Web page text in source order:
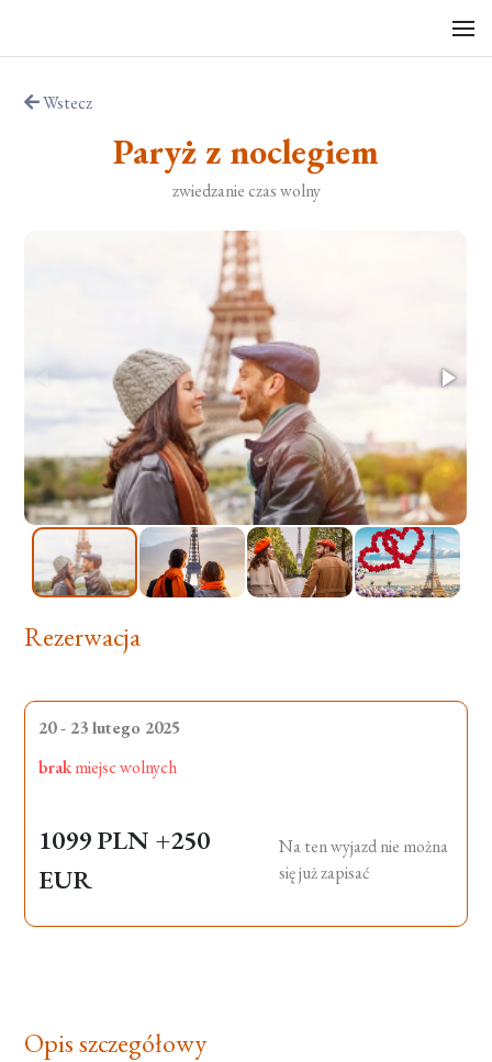
Wstecz
Paryż z noclegiem
zwiedzanie czas wolny
Rezerwacja
20 - 23 lutego 2025
brakmiejsc wolnych
1099 PLN +250
EUR
Na ten wyjazd nie można
się już zapisać
Opis szczegółowy